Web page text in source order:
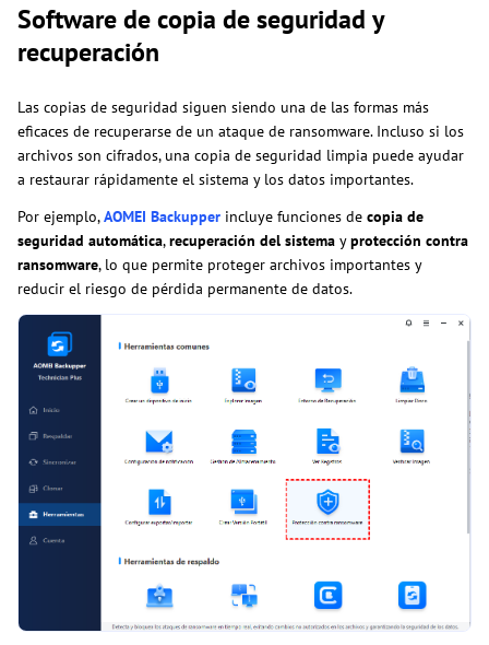
Software de copia de seguridad y
recuperación
Las copias de seguridad siguen siendo una de las formas más
eficaces de recuperarse de un ataque de ransomware. Incluso si los
archivos son cifrados, una copia de seguridad limpia puede ayudar
a restaurar rápidamente el sistema y los datos importantes.
Por ejemplo,AOMEI Backupper incluye funciones de copia de
seguridad automática,recuperación del sistema yprotección contra
ransomware, lo que permite proteger archivos importantes y
reducir el riesgo de pérdida permanente de datos.